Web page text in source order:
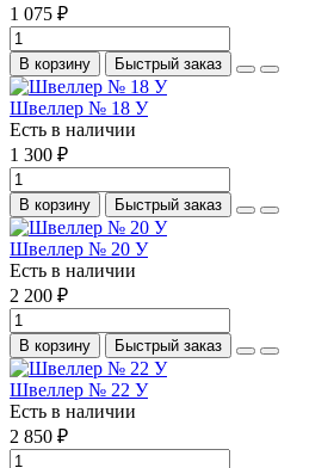
1 075 ₽
В корзину Быстрый заказ
Швеллер № 18 У
Есть в наличии
1 300 ₽
В корзину Быстрый заказ
Швеллер № 20 У
Есть в наличии
2 200 ₽
В корзину Быстрый заказ
Швеллер № 22 У
Есть в наличии
2 850 ₽